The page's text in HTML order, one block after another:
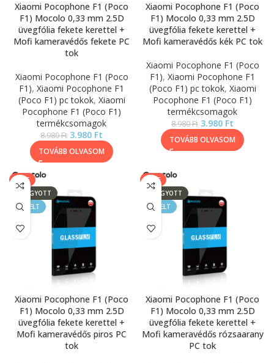
Xiaomi Pocophone F1 (Poco
F1) Mocolo 0,33 mm 2.5D
üvegfólia fekete kerettel +
Mofi kameravédős fekete PC
tok
Xiaomi Pocophone F1 (Poco
F1), Xiaomi Pocophone F1
(Poco F1) pc tokok, Xiaomi
Pocophone F1 (Poco F1)
termékcsomagok
8.980Ft 3.980 Ft
TOVÁBB OLVASOM
Xiaomi Pocophone F1 (Poco
F1) Mocolo 0,33 mm 2.5D
üvegfólia fekete kerettel +
Mofi kameravédős kék PC tok
Xiaomi Pocophone F1 (Poco
F1), Xiaomi Pocophone F1
(Poco F1) pc tokok, Xiaomi
Pocophone F1 (Poco F1)
termékcsomagok
8.980Ft 3.980 Ft
TOVÁBB OLVASOM
SALE
ELFOGYOTT
KIEMELT
Xiaomi Pocophone F1 (Poco
F1) Mocolo 0,33 mm 2.5D
üvegfólia fekete kerettel +
Mofi kameravédős piros PC
tok
SALE
ELFOGYOTT
KIEMELT
Xiaomi Pocophone F1 (Poco
F1) Mocolo 0,33 mm 2.5D
üvegfólia fekete kerettel +
Mofi kameravédős rózsaarany
PC tok